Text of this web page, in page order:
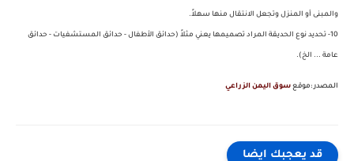
والمبنى أو المنزل وتجعل الانتقال منها سهلاً.
10- تحديد نوع الحديقة المراد تصميمها يعني مثلاً (حدائق الأطفال - حدائق المستشفيات - حدائق
عامة ... الخ).
المصدر :موقع سوق اليمن الزراعي
قد يعجبك ايضا